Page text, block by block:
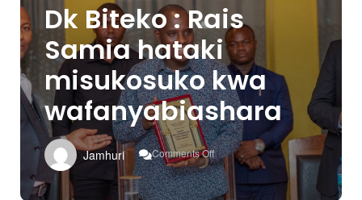
Dk Biteko : Rais
Samia hataki
misukosuko kwa
wafanyabiashara
Jamhuri Comments Off
On
Dk
Biteko
: